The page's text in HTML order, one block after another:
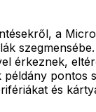
a
érkeznek,
pontos
és